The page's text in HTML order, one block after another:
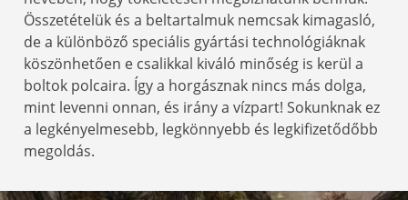
Összetételük és a beltartalmuk nemcsak kimagasló,
de a különböző speciális gyártási technológiáknak
köszönhetően e csalikkal kiváló minőség is kerül a
boltok polcaira. Így a horgásznak nincs más dolga,
mint levenni onnan, és irány a vízpart! Sokunknak ez
a legkényelmesebb, legkönnyebb és legkifizetődőbb
megoldás.